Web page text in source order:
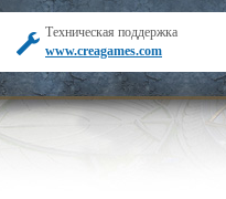
Техническая поддержка
www.creagames.com